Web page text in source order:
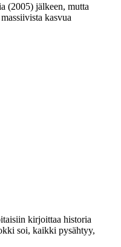
(2005) jälkeen, mutta
kasvua
kirjoittaa historia
soi, kaikki pysähtyy,